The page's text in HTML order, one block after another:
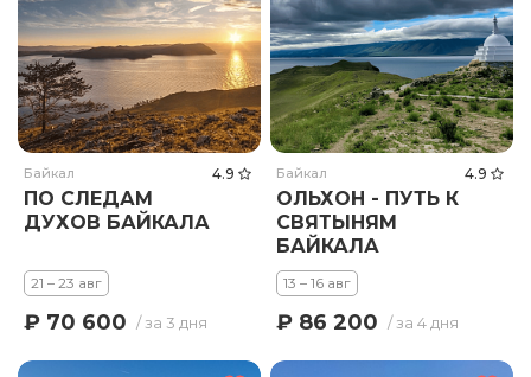
Байкал 4.9
ПО СЛЕДАМ
ДУХОВ БАЙКАЛА
21 – 23 авг
₽ 70 600 / за 3 дня
Байкал 4.9
ОЛЬХОН - ПУТЬ К
СВЯТЫНЯМ
БАЙКАЛА
13 – 16 авг
₽ 86 200 / за 4 дня